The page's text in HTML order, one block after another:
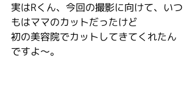
実はRくん、今回の撮影に向けて、いつ
もはママのカットだったけど
初の美容院でカットしてきてくれたん
ですよ～。